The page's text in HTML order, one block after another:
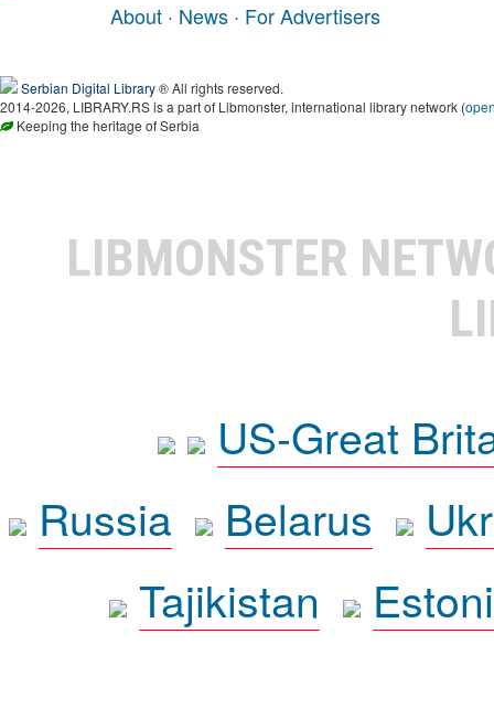
About · News · For Advertisers
Serbian Digital Library® All rights reserved.
2014-2026, LIBRARY.RS is a part of Libmonster, international library network (
Keeping the heritage of Serbia
LIBMONSTER
US-Great
Russia
Belarus
Tajikistan